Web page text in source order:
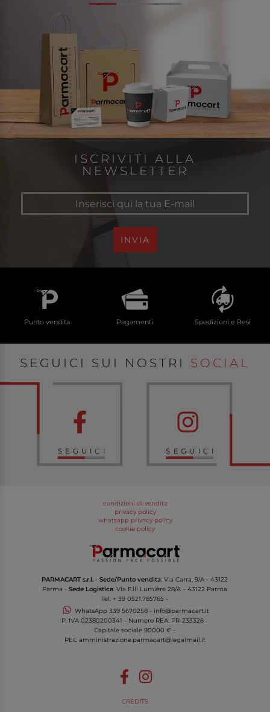
ISCRIVITI ALLA
NEWSLETTER
INVIA
Punto vendita Pagamenti Spedizioni e Resi
SEGUICI SUI NOSTRI SOCIAL
SEGUICI SEGUICI
condizioni di vendita
privacy policy
whatsapp privacy policy
cookie policy
PARMACART s.r.l. -Sede/Punto vendita: Via Carra, 9/A - 43122
Parma -Sede Logistica: Via F.lli Lumière 28/A – 43122 Parma
Tel. + 39 0521.785765 -
WhatsApp 339 5670258- info@parmacart.it
P. IVA02380200341 - Numero REA: PR-233326 -
Capitale sociale 90000 € -
PEC amministrazione.parmacart@legalmail.it
CREDITS